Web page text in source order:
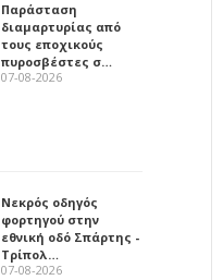
Παράσταση
διαμαρτυρίας από
τους εποχικούς
πυροσβέστες σ…
07-08-2026
Νεκρός οδηγός
φορτηγού στην
εθνική οδό Σπάρτης -
Τρίπολ…
07-08-2026